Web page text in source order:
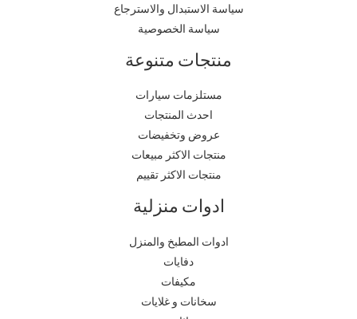
سياسة الاستبدال والاسترجاع
سياسة الخصوصية
منتجات متنوعة
مستلزمات سيارات
احدث المنتجات
عروض وتخفيضات
منتجات الاكثر مبيعات
منتجات الاكثر تقييم
ادوات منزلية
ادوات المطبخ والمنزل
دفايات
مكيفات
سخانات و غلايات